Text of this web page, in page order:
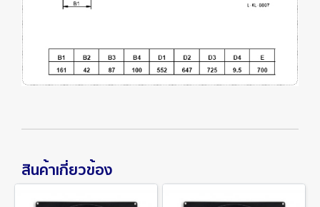
สินค้าเกี่ยวข้อง